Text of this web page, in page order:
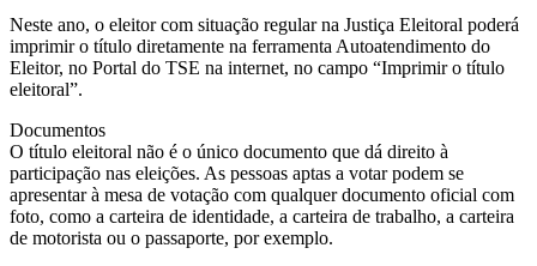
Neste ano, o eleitor com situação regular na Justiça Eleitoral poderá
imprimir o título diretamente na ferramenta Autoatendimento do
Eleitor, no Portal do TSE na internet, no campo “Imprimir o título
eleitoral”.
Documentos
O título eleitoral não é o único documento que dá direito à
participação nas eleições. As pessoas aptas a votar podem se
apresentar à mesa de votação com qualquer documento oficial com
foto, como a carteira de identidade, a carteira de trabalho, a carteira
de motorista ou o passaporte, por exemplo.